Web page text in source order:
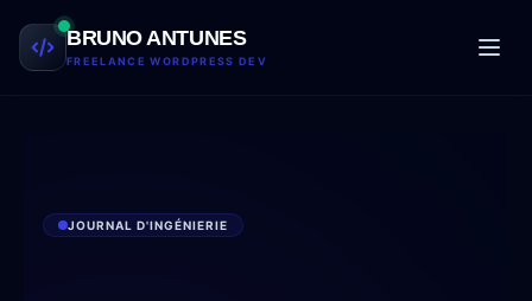
Aller au contenu
BRUNO ANTUNES
FREELANCE WORDPRESS DEV
JOURNAL D'INGÉNIERIE